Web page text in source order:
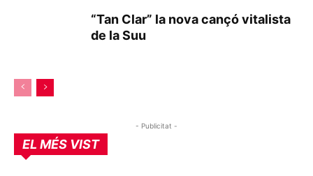
“Tan Clar” la nova cançó vitalista
de la Suu
- Publicitat -
EL MÉS VIST